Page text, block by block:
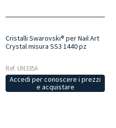
Cristalli Swarovski® per Nail Art
Crystal misura SS3 1440 pz
Ref: UN335A
Accedi per conoscere i prezzi
e acquistare